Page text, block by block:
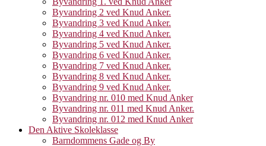
Byvandring 2 ved Knud Anker.
Byvandring 3 ved Knud Anker.
Byvandring 4 ved Knud Anker.
Byvandring 5 ved Knud Anker.
Byvandring 6 ved Knud Anker.
Byvandring 7 ved Knud Anker.
Byvandring 8 ved Knud Anker.
Byvandring 9 ved Knud Anker.
Byvandring nr. 010 med Knud Anker
Byvandring nr. 011 med Knud Anker.
Byvandring nr. 012 med Knud Anker
Den Aktive Skoleklasse
Barndommens Gade og By